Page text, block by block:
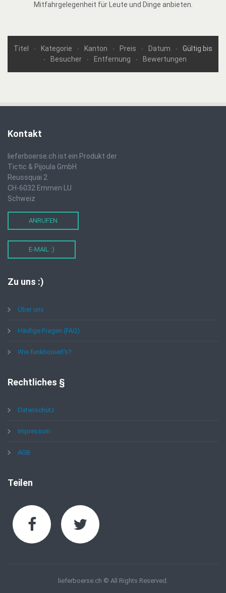
Mitfahrgelegenheit für Leute und Dinge anbieten.
Titel Kategorie Kanton Preis Datum
Gültig bis
Besucher
Entfernung Bewertungen
Kontakt
lieferboerse.ch ist ein Produkt der
Tictic & Pijoula GmbH
Reussquai 2
CH-6032 Emmen LU
Schweiz
ANRUFEN
E-MAIL :)
Zu uns :)
Über uns
Häufige Fragen (FAQ)
Wie funktioniert's?
Rechtliches §
Datenschutz
Impressum
AGB
Teilen
lieferboerse.ch © All Rights Reserved.